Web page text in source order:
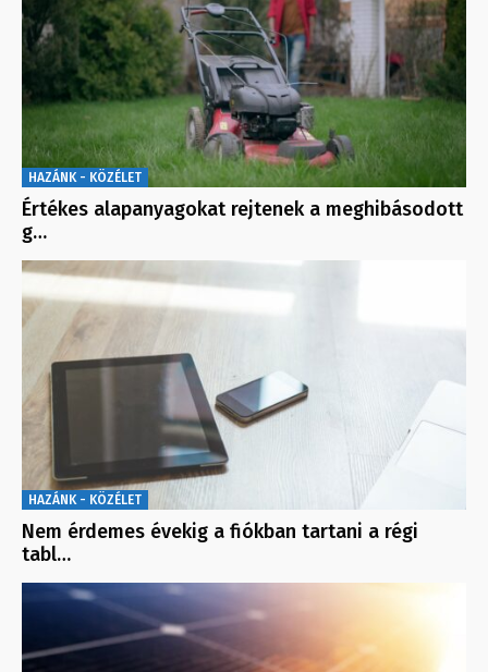
HAZÁNK - KÖZÉLET
Értékes alapanyagokat rejtenek a meghibásodott
g…
HAZÁNK - KÖZÉLET
Nem érdemes évekig a fiókban tartani a régi
tabl…